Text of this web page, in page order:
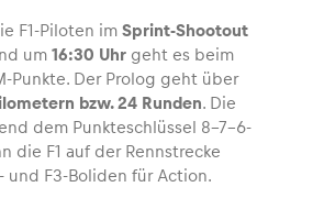
F1-Piloten im Sprint-Shootout
um 16:30 Uhr geht es beim
Punkte. Der Prolog geht über
bzw. 24 Runden. Die
dem Punkteschlüssel 8-7-6-
die F1 auf der Rennstrecke
und F3-Boliden für Action.